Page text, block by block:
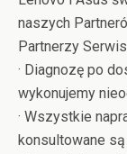
naszych
Partnerzy
· Diagnozę po
wykonujemy
· Wszystkie
konsultowane